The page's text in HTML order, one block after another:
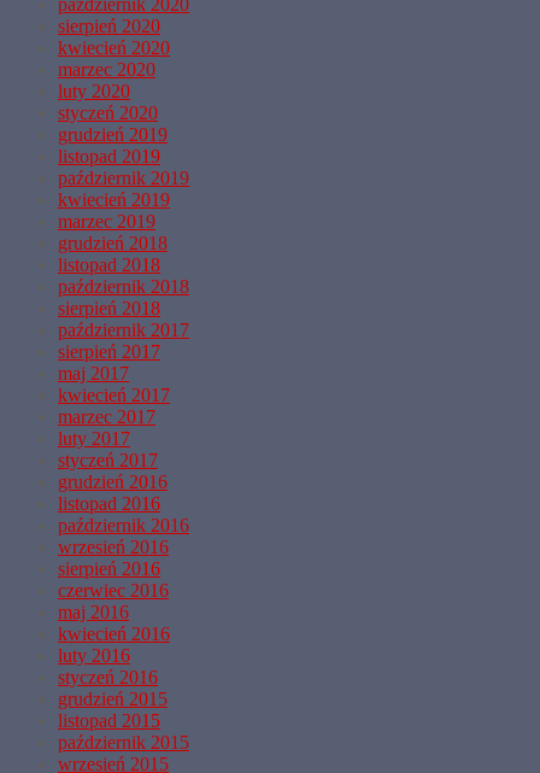
październik 2020
sierpień 2020
kwiecień 2020
marzec 2020
luty 2020
styczeń 2020
grudzień 2019
listopad 2019
październik 2019
kwiecień 2019
marzec 2019
grudzień 2018
listopad 2018
październik 2018
sierpień 2018
październik 2017
sierpień 2017
maj 2017
kwiecień 2017
marzec 2017
luty 2017
styczeń 2017
grudzień 2016
listopad 2016
październik 2016
wrzesień 2016
sierpień 2016
czerwiec 2016
maj 2016
kwiecień 2016
luty 2016
styczeń 2016
grudzień 2015
listopad 2015
październik 2015
wrzesień 2015